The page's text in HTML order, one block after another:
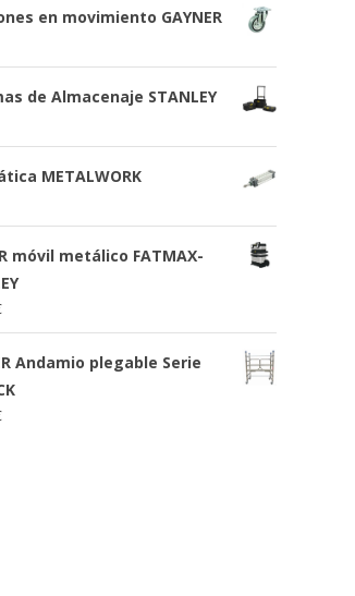
en movimiento GAYNER
de Almacenaje STANLEY
METALWORK
móvil metálico FATMAX-
Andamio plegable Serie